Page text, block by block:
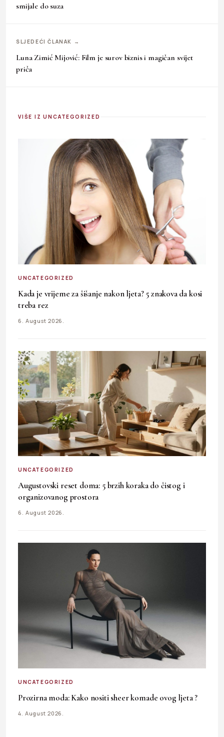
smijale do suza
SLJEDEĆI ČLANAK →
Luna Zimić Mijović: Film je surov biznis i magičan svijet
priča
VIŠE IZ UNCATEGORIZED
UNCATEGORIZED
Kada je vrijeme za šišanje nakon ljeta? 5 znakova da kosi
treba rez
6. August 2026.
UNCATEGORIZED
Augustovski reset doma: 5 brzih koraka do čistog i
organizovanog prostora
6. August 2026.
UNCATEGORIZED
Prozirna moda: Kako nositi sheer komade ovog ljeta ?
4. August 2026.